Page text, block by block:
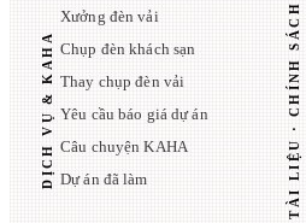
DỊCH VỤ & KAHA
Xưởng đèn vải
Chụp đèn khách sạn
Thay chụp đèn vải
Yêu cầu báo giá dự án
Câu chuyện KAHA
Dự án đã làm
TÀI LIỆU · CHÍNH SÁCH